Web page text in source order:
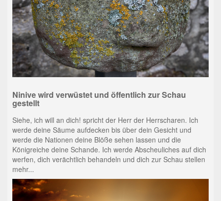
Ninive wird verwüstet und öffentlich zur Schau
gestellt
Siehe, ich will an dich! spricht der Herr der Herrscharen. Ich
werde deine Säume aufdecken bis über dein Gesicht und
werde die Nationen deine Blöße sehen lassen und die
Königreiche deine Schande. Ich werde Abscheuliches auf dich
werfen, dich verächtlich behandeln und dich zur Schau stellen
mehr...